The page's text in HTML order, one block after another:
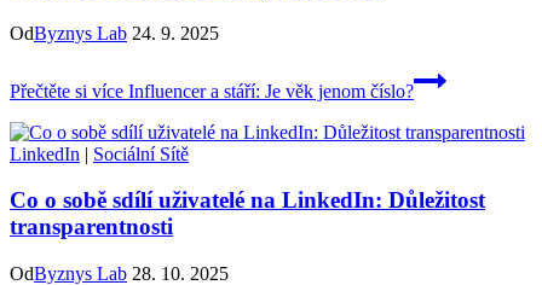
OdByznys Lab 24. 9. 2025
Přečtěte si více Influencer a stáří: Je věk jenom číslo?
LinkedIn | Sociální Sítě
Co o sobě sdílí uživatelé na LinkedIn: Důležitost
transparentnosti
OdByznys Lab 28. 10. 2025